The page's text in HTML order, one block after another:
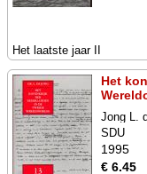
Het laatste jaar II
Het
Jong L.
SDU
1995
€ 6.45